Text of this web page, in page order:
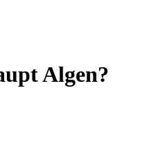
Algen?